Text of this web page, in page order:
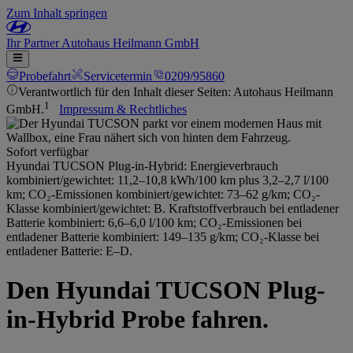
Zum Inhalt springen
IhrPartnerAutohaus Heilmann GmbH
Probefahrt Servicetermin
0209/95860
Verantwortlich für den Inhalt dieser Seiten: Autohaus Heilmann
GmbH.1 Impressum & Rechtliches
Sofort verfügbar
Hyundai TUCSON Plug-in-Hybrid: Energieverbrauch
kombiniert/gewichtet: 11,2–10,8 kWh/100 km plus 3,2–2,7 l/100
km; CO₂-Emissionen kombiniert/gewichtet: 73–62 g/km; CO₂-
Klasse kombiniert/gewichtet: B. Kraftstoffverbrauch bei entladener
Batterie kombiniert: 6,6–6,0 l/100 km; CO₂-Emissionen bei
entladener Batterie kombiniert: 149–135 g/km; CO₂-Klasse bei
entladener Batterie: E–D.
Den Hyundai TUCSON Plug-
in-Hybrid Probe fahren.